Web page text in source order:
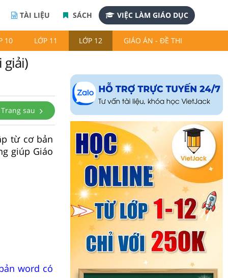
TÀI LIỆU SÁCH VIỆC LÀM GIÁO DỤC
10 LỚP 11 LỚP 12 GIÁO ÁN - ĐỀ THI
giải)
Trang sau
từ cơ bản
giúp Giáo
word có